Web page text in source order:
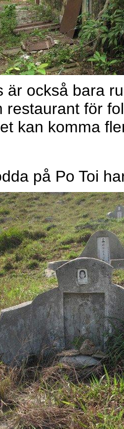
är också bara
restaurant för
kan komma
på Po Toi